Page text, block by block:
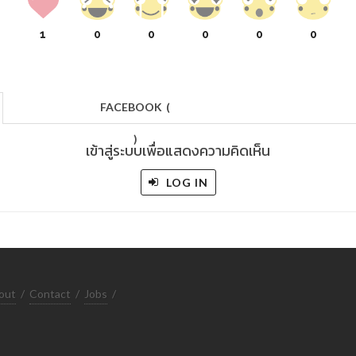
1 0 0 0 0 0
FACEBOOK (
)
เข้าสู่ระบบเพื่อแสดงความคิดเห็น
LOG IN
/ Contact / Jobs /